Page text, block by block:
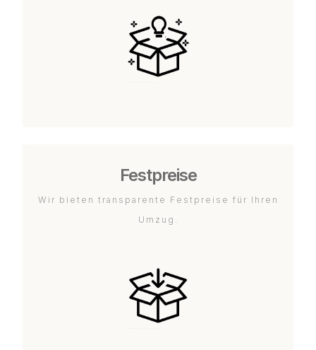
Festpreise
Wir bieten transparente Festpreise für Ihren
Umzug.